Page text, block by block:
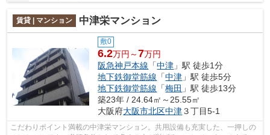
賃貸 | マンション 中津栄マンション
敷0
6.2万円～7万円
阪急神戸本線 「中津 」駅 徒歩1分
地下鉄御堂筋線 「中津 」駅 徒歩5分
地下鉄御堂筋線 「梅田 」駅 徒歩13分
築23年 / 24.64㎡～25.55㎡
大阪府大阪市北区中津３丁目5-1
こだわりポイント満載の中津栄マンション。共用設備も充実した、一押しの